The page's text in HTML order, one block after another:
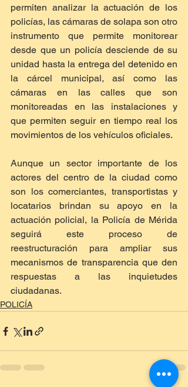
permiten analizar la actuación de los
policías, las cámaras de solapa son otro
instrumento que permite monitorear
desde que un policía desciende de su
unidad hasta la entrega del detenido en
la cárcel municipal, así como las
cámaras en las calles que son
monitoreadas en las instalaciones y
que permiten seguir en tiempo real los
movimientos de los vehículos oficiales.
Aunque un sector importante de los
actores del centro de la ciudad como
son los comerciantes, transportistas y
locatarios brindan su apoyo en la
actuación policial, la Policía de Mérida
seguirá este proceso de
reestructuración para ampliar sus
mecanismos de transparencia que den
respuestas a las inquietudes
ciudadanas.
POLICÍA